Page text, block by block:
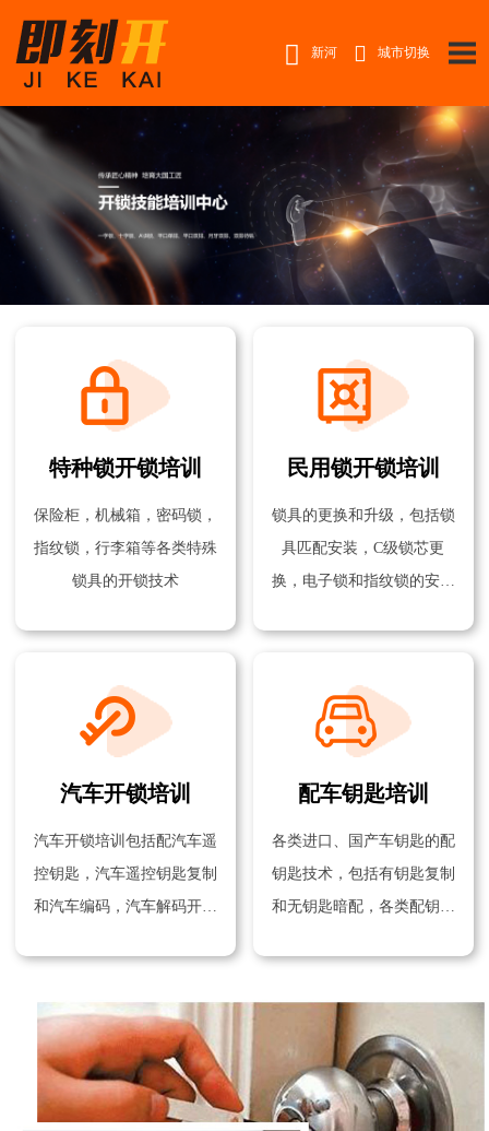
 新河  城市切换
特种锁开锁培训
保险柜，机械箱，密码锁，
指纹锁，行李箱等各类特殊
锁具的开锁技术
民用锁开锁培训
锁具的更换和升级，包括锁
具匹配安装，C级锁芯更
换，电子锁和指纹锁的安装
汽车开锁培训
汽车开锁培训包括配汽车遥
控钥匙，汽车遥控钥匙复制
和汽车编码，汽车解码开锁
配车钥匙培训
各类进口、国产车钥匙的配
钥匙技术，包括有钥匙复制
和无钥匙暗配，各类配钥匙